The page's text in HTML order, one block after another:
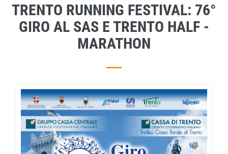
TRENTO RUNNING FESTIVAL: 76°
GIRO AL SAS E TRENTO HALF -
MARATHON